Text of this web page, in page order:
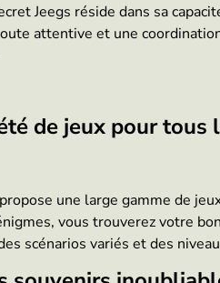
Jeegs réside dans sa
attentive et une
de jeux pour tous
une large gamme de
vous trouverez votre
scénarios variés et des